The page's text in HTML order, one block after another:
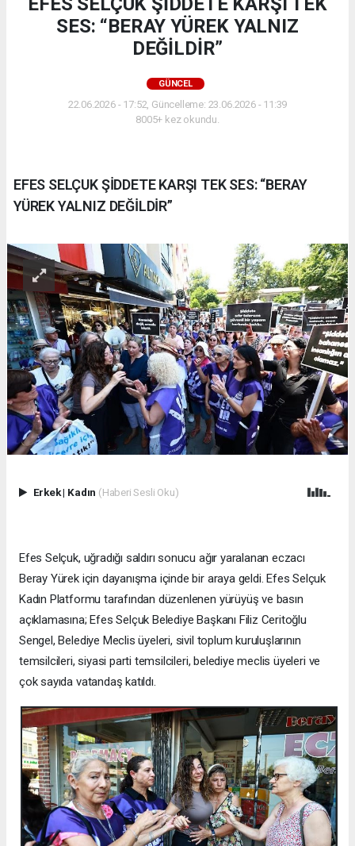
SES: “BERAY YÜREK YALNIZ
DEĞİLDİR”
GÜNCEL
22.06.2026 - 17:52, Güncelleme: 23.06.2026 - 11:39
8005+ kez okundu.
EFES SELÇUK ŞİDDETE KARŞI TEK SES: “BERAY
YÜREK YALNIZ DEĞİLDİR”
Erkek| Kadın (Haberi Sesli Oku)
Efes Selçuk, uğradığı saldırı sonucu ağır yaralanan eczacı
Beray Yürek için dayanışma içinde bir araya geldi. Efes Selçuk
Kadın Platformu tarafından düzenlenen yürüyüş ve basın
açıklamasına; Efes Selçuk Belediye Başkanı Filiz Ceritoğlu
Sengel, Belediye Meclis üyeleri, sivil toplum kuruluşlarının
temsilcileri, siyasi parti temsilcileri, belediye meclis üyeleri ve
çok sayıda vatandaş katıldı.